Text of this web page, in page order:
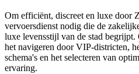
Om efficiënt, discreet en luxe door
vervoersdienst nodig die de
luxe levensstijl van de stad
het navigeren door VIP-districten,
schema's en het selecteren van
ervaring.